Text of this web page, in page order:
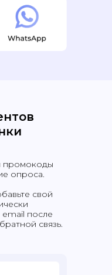
промокоды
опроса.
свой
email после
связь.